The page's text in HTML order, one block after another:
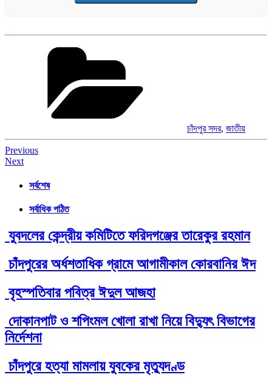
চাঁদপুর সদর, জাতীয়
Post
navigation
Previous
Next
সর্বশেষ
সর্বাধিক পঠিত
যুবদলের কেন্দ্রীয় কমিটিতে ফরিদগঞ্জের তারেকুর রহমান
চাঁদপুরের অর্ধশতাধিক গ্রামে আগামীকাল কোরবানির ঈদ
বৃহস্পতিবার পবিত্র ঈদুল আজহা
দোকানপাট ও শপিংমল খোলা রাখা নিয়ে বিদ্যুৎ বিভাগের
নির্দেশনা
চাঁদপুরে হত্যা মামলায় যুবকের মৃত্যুদণ্ড